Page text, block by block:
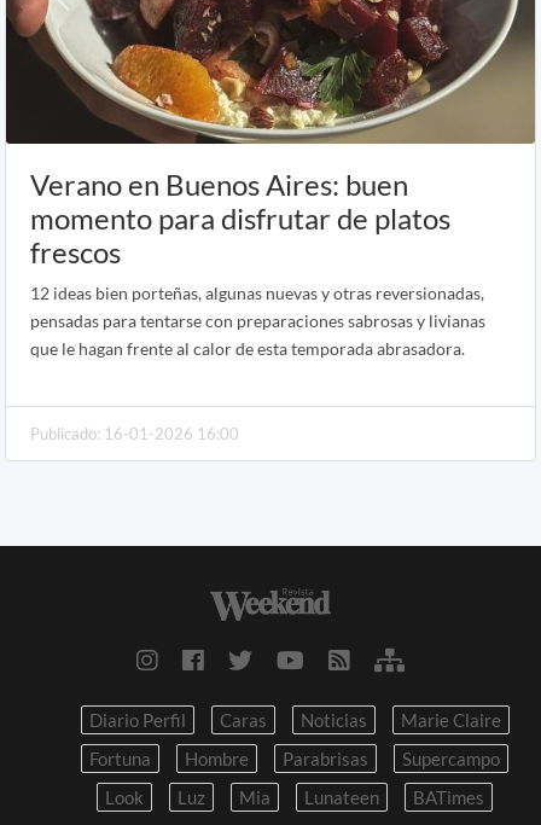
Verano en Buenos Aires: buen
momento para disfrutar de platos
frescos
12 ideas bien porteñas, algunas nuevas y otras reversionadas,
pensadas para tentarse con preparaciones sabrosas y livianas
que le hagan frente al calor de esta temporada abrasadora.
Publicado: 16-01-2026 16:00
Diario Perfil Caras Noticias
Marie Claire
Fortuna
Hombre Parabrisas
Supercampo
Look
Luz Mia Lunateen BATimes